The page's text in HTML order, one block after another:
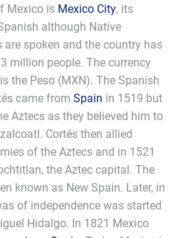
Mexico is Mexico City, its
although Native
are spoken and the country has
million people. The currency
the Peso (MXN). The Spanish
came from Spain in 1519 but
Aztecs as they believed him to
Cortés then allied
of the Aztecs and in 1521
the Aztec capital. The
known as New Spain. Later, in
of independence was started
Hidalgo. In 1821 Mexico